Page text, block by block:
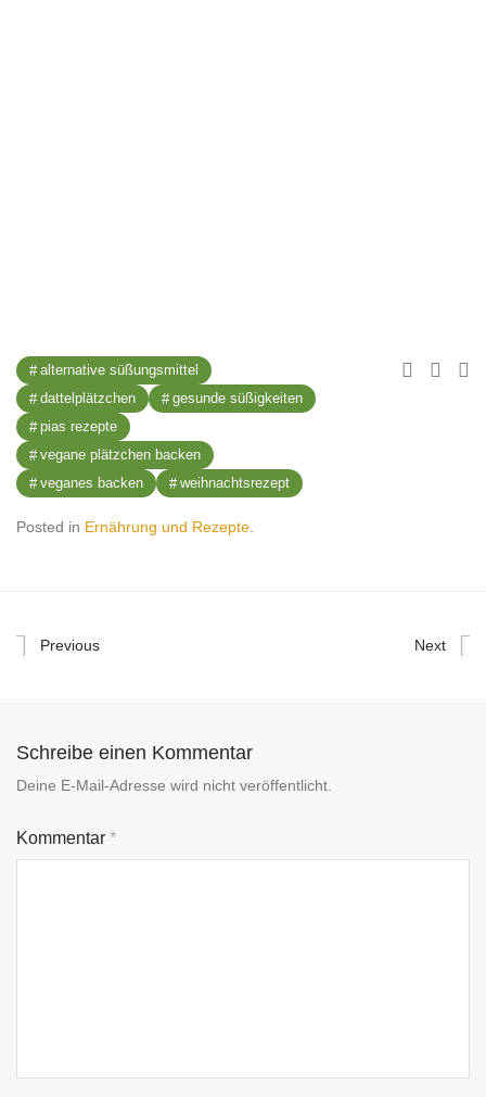
alternative süßungsmittel
dattelplätzchen
gesunde süßigkeiten
pias rezepte
vegane plätzchen backen
veganes backen
weihnachtsrezept
Posted in Ernährung und Rezepte.
Previous Next
Schreibe einen Kommentar
Deine E-Mail-Adresse wird nicht veröffentlicht.
Kommentar *